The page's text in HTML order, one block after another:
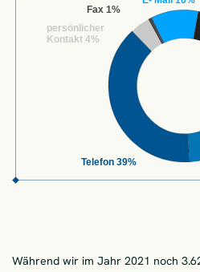
Während wir im Jahr 2021 noch